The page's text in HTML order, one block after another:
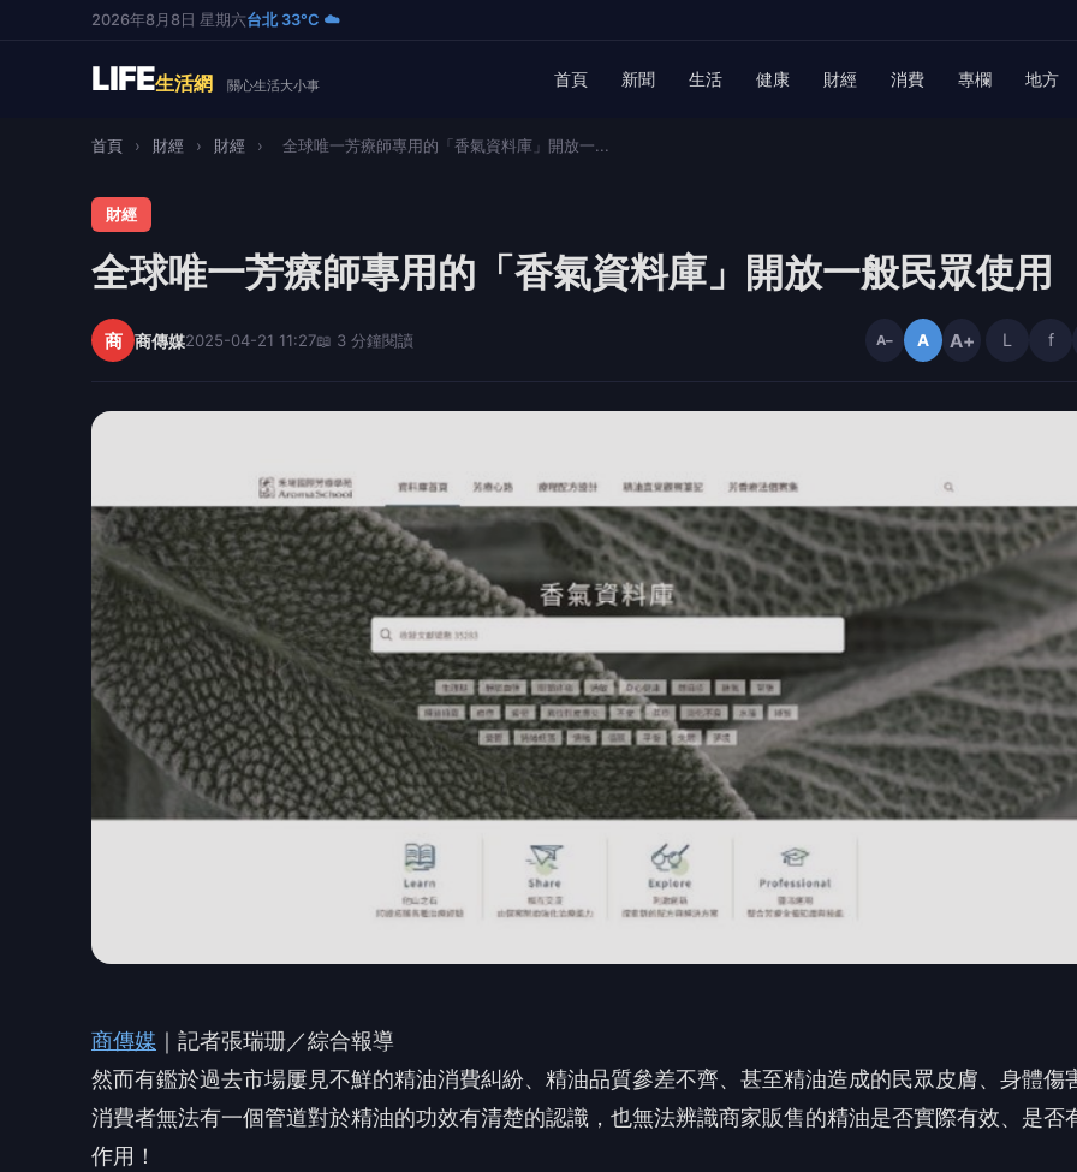
2026年8月8日 星期六台北 33°C ☁️
LIFE生活網 關心生活大小事 首頁 新聞 生活 健康 財經 消費 專欄 地方
首頁 › 財經 › 財經 › 全球唯一芳療師專用的「香氣資料庫」開放一...
財經
全球唯一芳療師專用的「香氣資料庫」開放一般民眾使用
商 商傳媒2025-04-21 11:27📖 3 分鐘閱讀 A− A A+ L f
商傳媒 ｜記者張瑞珊／綜合報導
然而有鑑於過去市場屢見不鮮的精油消費糾紛、精油品質參差不齊、甚至精油造成的民眾皮膚、身體傷
消費者無法有一個管道對於精油的功效有清楚的認識，也無法辨識商家販售的精油是否實際有效、是否
作用！